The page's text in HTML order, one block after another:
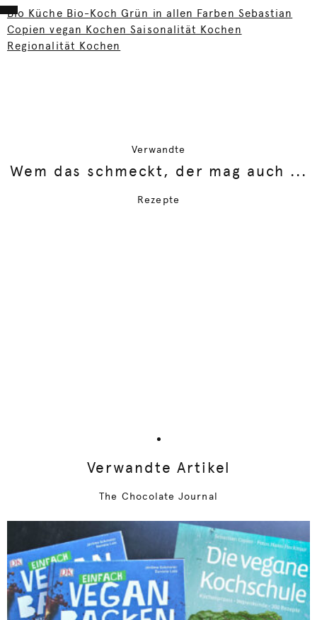
Bio Küche Bio-Koch Grün in allen Farben Sebastian
Copien vegan Kochen Saisonalität Kochen
Regionalität Kochen
Verwandte
Wem das schmeckt, der mag auch ...
Rezepte
Verwandte Artikel
The Chocolate Journal